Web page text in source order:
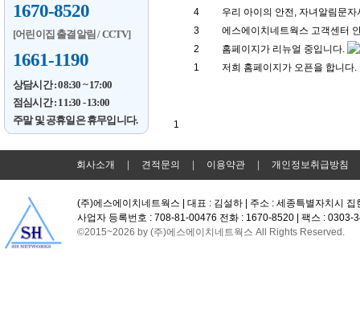
1670-8520
[어린이집 출결알림 / CCTV]
1661-1190
상담시간 : 08:30 ~ 17:00
점심시간 : 11:30 - 13:00
주말 및 공휴일은 휴무입니다.
4
우리 아이의 안전, 자녀알림문
3
에스에이치네트웍스 고객센터
2
홈페이지가 리뉴얼 중입니다.
1
저희 홈페이지가 오픈을 합니다
1
회사소개 견적문의 이용약관 개인정보취급방침
(주)에스에이치네트웍스 | 대표 : 김설하 | 주소 : 세종특별자치시
사업자 등록번호 : 708-81-00476 전화 : 1670-8520 | 팩스 : 0303-
©2015~2026 by (주)에스에이치네트웍스 All Rights Reserved.